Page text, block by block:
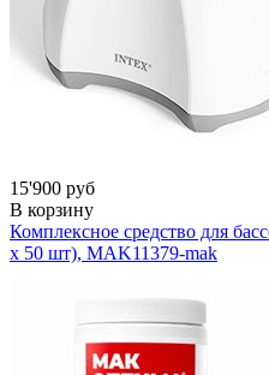
15'900 руб
В корзину
Комплексное средство для
х 50 шт), MAK11379-mak